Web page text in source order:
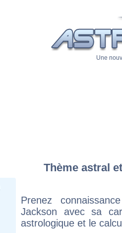
Une
Thème astral
Prenez
Jackson avec sa
astrologique et le